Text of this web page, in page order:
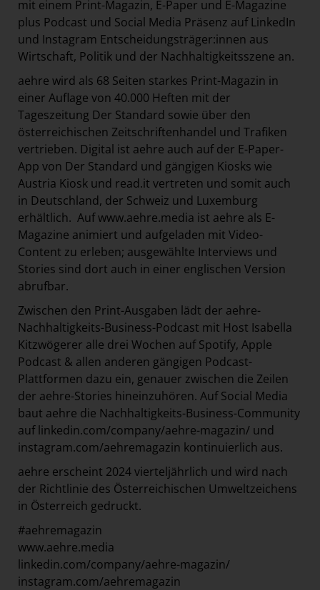
mit einem Print-Magazin, E-Paper und E-Magazine
plus Podcast und Social Media Präsenz auf LinkedIn
und Instagram Entscheidungsträger:innen aus
Wirtschaft, Politik und der Nachhaltigkeitsszene an.
aehre wird als 68 Seiten starkes Print-Magazin in
einer Auflage von 40.000 Heften mit der
Tageszeitung Der Standard sowie über den
österreichischen Zeitschriftenhandel und Trafiken
vertrieben. Digital ist aehre auch auf der E-Paper-
App von Der Standard und gängigen Kiosks wie
Austria Kiosk und read.it vertreten und somit auch
in Deutschland, der Schweiz und Luxemburg
erhältlich. Aufwww.aehre.media ist aehre als E-
Magazine animiert und aufgeladen mit Video-
Content zu erleben; ausgewählte Interviews und
Stories sind dort auch in einer englischen Version
abrufbar.
Zwischen den Print-Ausgaben lädt der aehre-
Nachhaltigkeits-Business-Podcast mit Host Isabella
Kitzwögerer alle drei Wochen auf Spotify, Apple
Podcast & allen anderen gängigen Podcast-
Plattformen dazu ein, genauer zwischen die Zeilen
der aehre-Stories hineinzuhören. Auf Social Media
baut aehre die Nachhaltigkeits-Business-Community
auf linkedin.com/company/aehre-magazin/ und
instagram.com/aehremagazin kontinuierlich aus.
aehre erscheint 2024 vierteljährlich und wird nach
der Richtlinie des Österreichischen Umweltzeichens
in Österreich gedruckt.
#aehremagazin
www.aehre.media
linkedin.com/company/aehre-magazin/
instagram.com/aehremagazin